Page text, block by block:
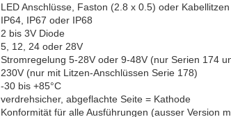
LED Anschlüsse, Faston (2.8 x 0.5) oder Kabellitzen
IP64, IP67 oder IP68
2 bis 3V Diode
5, 12, 24 oder 28V
Stromregelung 5-28V oder 9-48V (nur Serien 174
230V (nur mit Litzen-Anschlüssen Serie 178)
-30 bis +85°C
verdrehsicher, abgeflachte Seite = Kathode
Konformität für alle Ausführungen (ausser Version